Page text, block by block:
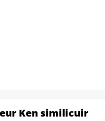
Ken similicuir